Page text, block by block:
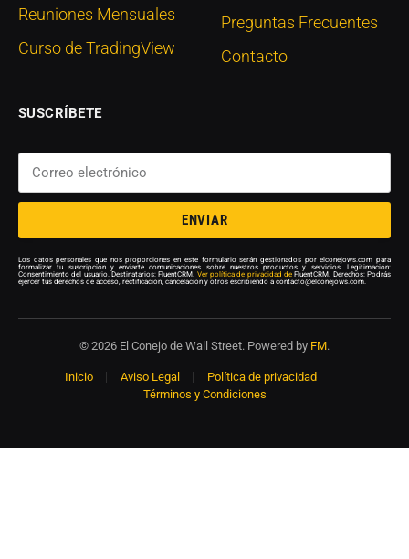
Reuniones Mensuales
Curso de TradingView
Preguntas Frecuentes
Contacto
SUSCRÍBETE
ENVIAR
Los datos personales que nos proporciones en este formulario serán gestionados por elconejows.com para
formalizar tu suscripción y enviarte comunicaciones sobre nuestros productos y servicios. Legitimación:
Consentimiento del usuario. Destinatarios: FluentCRM. Ver política de privacidad de FluentCRM. Derechos: Podrás
ejercer tus derechos de acceso, rectificación, cancelación y otros escribiendo a contacto@elconejows.com.
© 2026 El Conejo de Wall Street. Powered by FM.
Inicio Aviso Legal
Política de privacidad
Términos y Condiciones